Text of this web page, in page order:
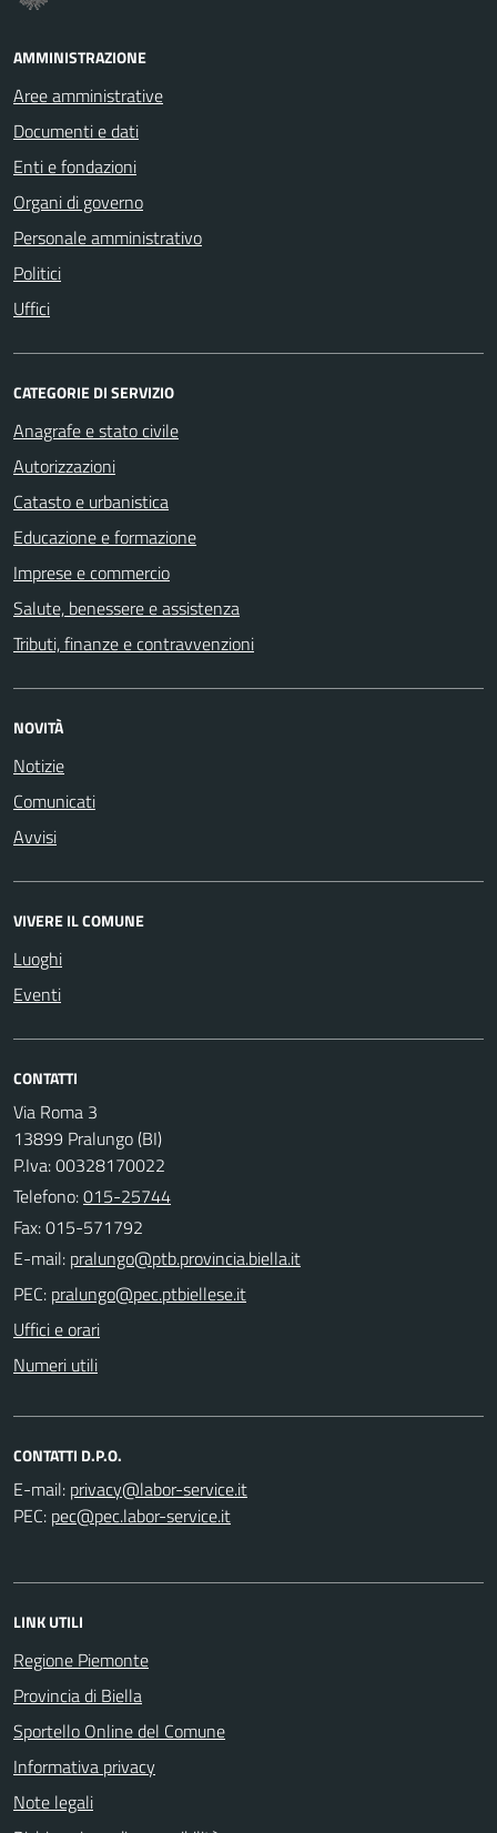
AMMINISTRAZIONE
Aree amministrative
Documenti e dati
Enti e fondazioni
Organi di governo
Personale amministrativo
Politici
Uffici
CATEGORIE DI SERVIZIO
Anagrafe e stato civile
Autorizzazioni
Catasto e urbanistica
Educazione e formazione
Imprese e commercio
Salute, benessere e assistenza
Tributi, finanze e contravvenzioni
NOVITÀ
Notizie
Comunicati
Avvisi
VIVERE IL COMUNE
Luoghi
Eventi
CONTATTI
Via Roma 3
13899 Pralungo (BI)
P.Iva: 00328170022
Telefono:015-25744
Fax: 015-571792
E-mail:
PEC:
Uffici e orari
Numeri utili
CONTATTI D.P.O.
E-mail:
PEC:
LINK UTILI
Regione Piemonte
Provincia di Biella
Sportello Online del Comune
Informativa privacy
Note legali